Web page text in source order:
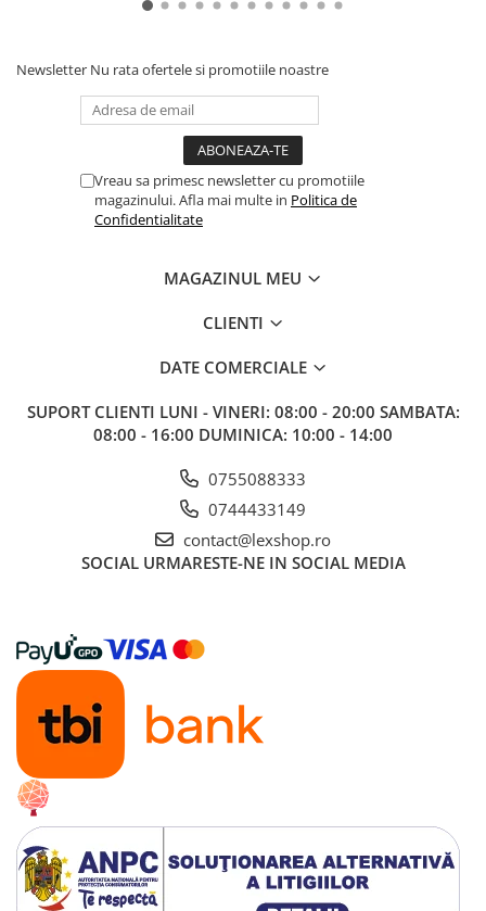
Figurine NECA
D&D si Alte RPG
Teren
Decoratiuni si accesorii
Ghiozdane si rechizite
Lego Architecture
Lego Art
Lego Boost
Lego Bluey
Lego City
Lego Classic
Lego Colectia Botanica
Lego Creator
Newsletter Nu rata ofertele si promotiile noastre
Vreau sa primesc newsletter cu promotiile
magazinului. Afla mai multe in Politica de
Confidentialitate
MAGAZINUL MEU
CLIENTI
DATE COMERCIALE
SUPORT CLIENTI LUNI - VINERI: 08:00 - 20:00 SAMBATA:
08:00 - 16:00 DUMINICA: 10:00 - 14:00
0755088333
0744433149
contact@lexshop.ro
SOCIAL URMARESTE-NE IN SOCIAL MEDIA